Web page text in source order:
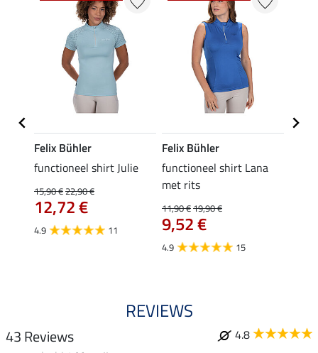
Felix Bühler
functioneel shirt Julie
15,90 €22,90 €
12,72 €
4.9 11
Felix Bühler
functioneel shirt Lana
met rits
11,90 €19,90 €
9,52 €
4.9 15
REVIEWS
43 Reviews
4.8